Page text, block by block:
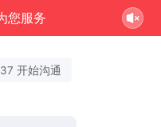
您服务
开始沟通